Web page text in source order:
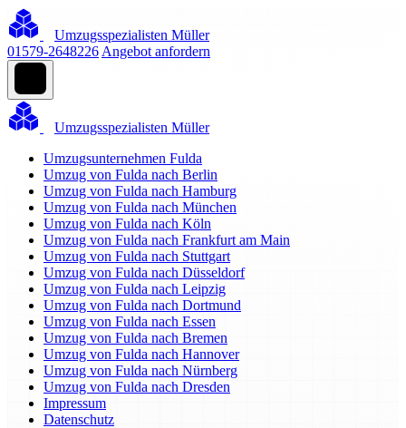
Umzugsspezialisten Müller
01579-2648226 Angebot anfordern
Umzugsspezialisten Müller
Umzugsunternehmen Fulda
Umzug von Fulda nach Berlin
Umzug von Fulda nach Hamburg
Umzug von Fulda nach München
Umzug von Fulda nach Köln
Umzug von Fulda nach Frankfurt am Main
Umzug von Fulda nach Stuttgart
Umzug von Fulda nach Düsseldorf
Umzug von Fulda nach Leipzig
Umzug von Fulda nach Dortmund
Umzug von Fulda nach Essen
Umzug von Fulda nach Bremen
Umzug von Fulda nach Hannover
Umzug von Fulda nach Nürnberg
Umzug von Fulda nach Dresden
Impressum
Datenschutz